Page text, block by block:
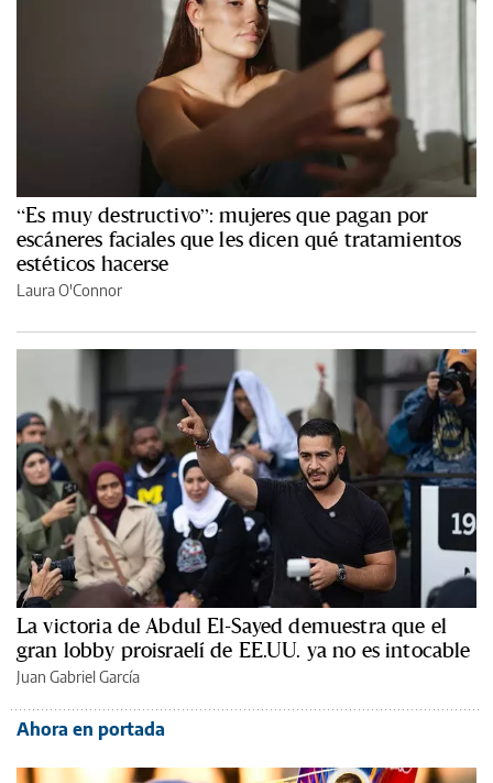
“Es muy destructivo”: mujeres que pagan por
escáneres faciales que les dicen qué tratamientos
estéticos hacerse
Laura O'Connor
La victoria de Abdul El-Sayed demuestra que el
gran lobby proisraelí de EE.UU. ya no es intocable
Juan Gabriel García
Ahora en portada